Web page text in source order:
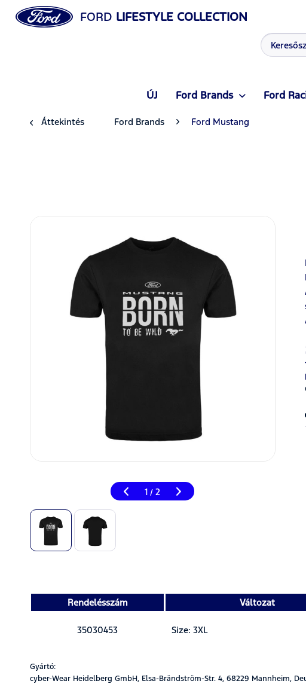
FORD LIFESTYLE COLLECTION
ÚJ Ford Brands Ford
Áttekintés Ford Brands Ford Mustang
1 / 2
Rendelésszám Változat
35030453 Size: 3XL
Gyártó:
cyber-Wear Heidelberg GmbH, Elsa-Brändström-Str. 4, 68229 Mannheim,